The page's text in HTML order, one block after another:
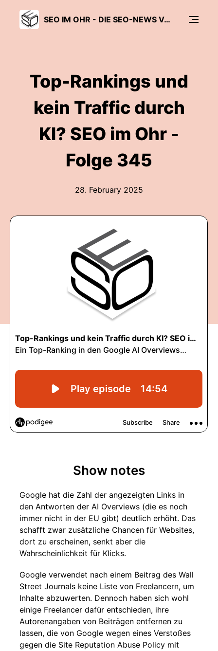
SEO IM OHR - DIE SEO-NEWS VON SEO SÜDWEST
Top-Rankings und
kein Traffic durch
KI? SEO im Ohr -
Folge 345
28. February 2025
Show notes
Google hat die Zahl der angezeigten Links in
den Antworten der AI Overviews (die es noch
immer nicht in der EU gibt) deutlich erhöht. Das
schafft zwar zusätzliche Chancen für Websites,
dort zu erscheinen, senkt aber die
Wahrscheinlichkeit für Klicks.
Google verwendet nach einem Beitrag des Wall
Street Journals keine Liste von Freelancern, um
Inhalte abzuwerten. Dennoch haben sich wohl
einige Freelancer dafür entschieden, ihre
Autorenangaben von Beiträgen entfernen zu
lassen, die von Google wegen eines Verstoßes
gegen die Site Reputation Abuse Policy mit